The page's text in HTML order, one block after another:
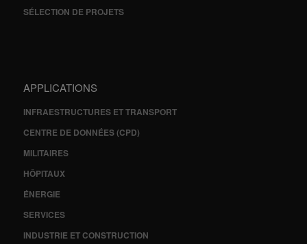
SÉLECTION DE PROJETS
APPLICATIONS
INFRAESTRUCTURES ET TRANSPORT
CENTRE DE DONNÉES (CPD)
MILITAIRES
HÔPITAUX
ÉNERGIE
SERVICES
INDUSTRIE ET CONSTRUCTION